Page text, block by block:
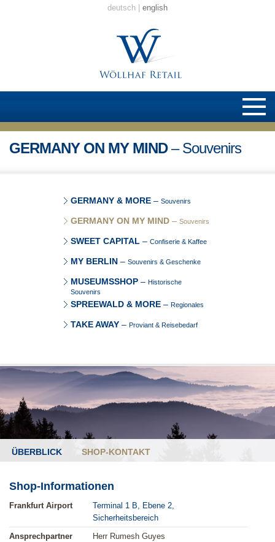
deutsch english
GERMANY ON MY MIND– Souvenirs
GERMANY & MORE – Souvenirs
GERMANY ON MY MIND – Souvenirs
SWEET CAPITAL – Confiserie & Kaffee
MY BERLIN – Souvenirs & Geschenke
MUSEUMSSHOP – Historische
Souvenirs
SPREEWALD & MORE – Regionales
TAKE AWAY – Proviant & Reisebedarf
ÜBERBLICK SHOP-KONTAKT
Shop-Informationen
Frankfurt Airport
Terminal 1 B, Ebene 2,
Sicherheitsbereich
Ansprechpartner
Herr Rumesh Guyes